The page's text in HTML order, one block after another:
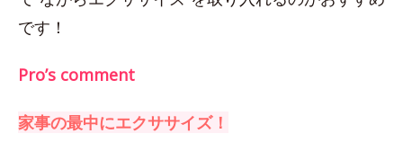
です！
Pro’s comment
家事の最中にエクササイズ！